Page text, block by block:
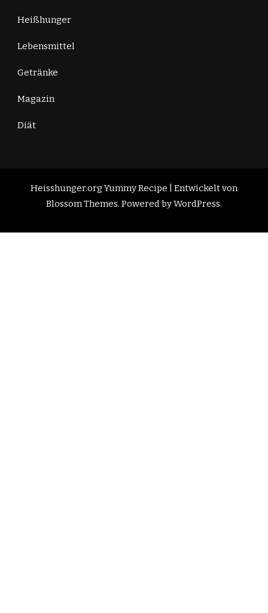
Heißhunger
Lebensmittel
Getränke
Magazin
Diät
Heisshunger.orgYummy Recipe | Entwickelt von
Blossom Themes. Powered byWordPress.